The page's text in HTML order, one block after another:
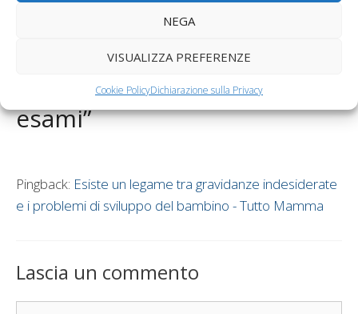
NEGA
VISUALIZZA PREFERENZE
Cookie PolicyDichiarazione sulla Privacy
Malocchio ai bambini: ci credete?
1 commento su “Prematuri,
un kit senza aghi per gli
esami”
Pingback: Esiste un legame tra gravidanze indesiderate
e i problemi di sviluppo del bambino - Tutto Mamma
Lascia un commento